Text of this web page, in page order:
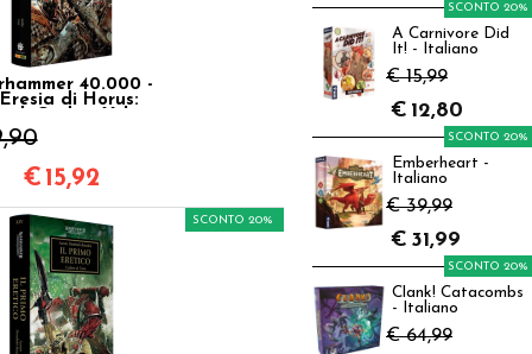
40.000 -
di Horus:
€ 15,92
SCONTO 20%
A Carnivore Did
It! - Italiano
€ 15,99
SCONTO 20%
€ 12,80
Emberheart -
Italiano
€ 39,99
SCONTO 20%
€ 31,99
Clank! Catacombs
- Italiano
€ 64,99
SCONTO 20%